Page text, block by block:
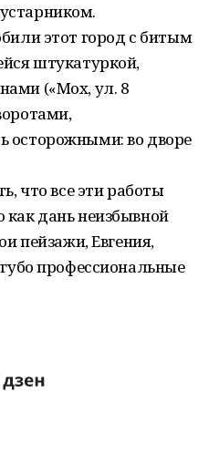
этот город с битым
штукатуркой,
(«Мох, ул. 8
осторожными: во дворе
что все эти работы
дань неизбывной
пейзажи, Евгения,
профессиональные